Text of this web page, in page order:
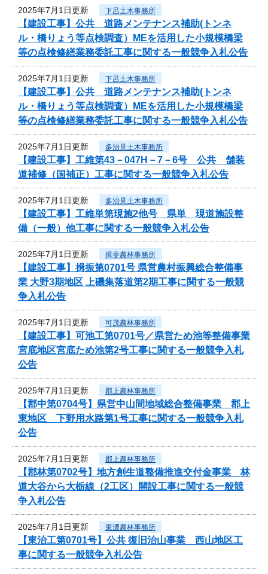
2025年7月1日更新 下呂土木事務所
【建設工事】公共 道路メンテナンス補助(トンネ
ル・橋りょう等点検調査）MEを活用した小規模橋梁
等の点検修繕業務委託工事に関する一般競争入札公告
2025年7月1日更新 下呂土木事務所
【建設工事】公共 道路メンテナンス補助(トンネ
ル・橋りょう等点検調査）MEを活用した小規模橋梁
等の点検修繕業務委託工事に関する一般競争入札公告
2025年7月1日更新 多治見土木事務所
【建設工事】工維第43－047H－7－6号 公共 舗装
道補修（国補正）工事に関する一般競争入札公告
2025年7月1日更新 多治見土木事務所
【建設工事】工維単第現施2他号 県単 現道施設整
備（一般）他工事に関する一般競争入札公告
2025年7月1日更新 揖斐農林事務所
【建設工事】揖振第0701号 県営農村振興総合整備事
業 大野3期地区 上磯集落道第2期工事に関する一般競
争入札公告
2025年7月1日更新 可茂農林事務所
【建設工事】可池工第0701号／県営ため池等整備事業
宮底地区宮底ため池第2号工事に関する一般競争入札
公告
2025年7月1日更新 郡上農林事務所
【郡中第0704号】県営中山間地域総合整備事業 郡上
東地区 下野用水路第1号工事に関する一般競争入札
公告
2025年7月1日更新 郡上農林事務所
【郡林第0702号】地方創生道整備推進交付金事業 林
道大谷から大栃線（2工区）開設工事に関する一般競
争入札公告
2025年7月1日更新 東濃農林事務所
【東治工第0701号】公共 復旧治山事業 西山地区工
事に関する一般競争入札公告